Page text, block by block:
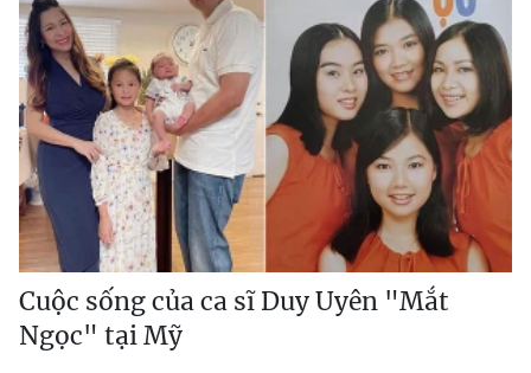
Cuộc sống của ca sĩ Duy Uyên "Mắt
Ngọc" tại Mỹ